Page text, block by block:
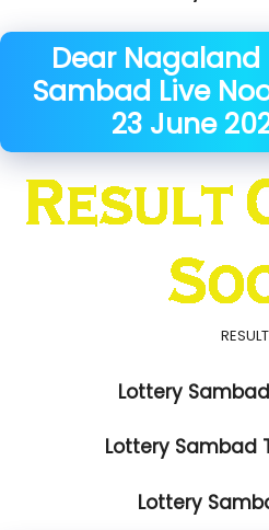
Dear Nagaland
Sambad Live
23 June
RESULT
Lottery
Lottery Sambad
Lottery